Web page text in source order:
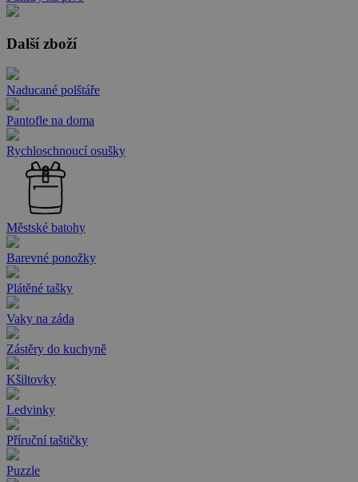
Další zboží
Naducané polštáře
Pantofle na doma
Rychloschnoucí osušky
Městské batohy
Barevné ponožky
Plátěné tašky
Vaky na záda
Zástěry do kuchyně
Kšiltovky
Ledvinky
Příruční taštičky
Puzzle